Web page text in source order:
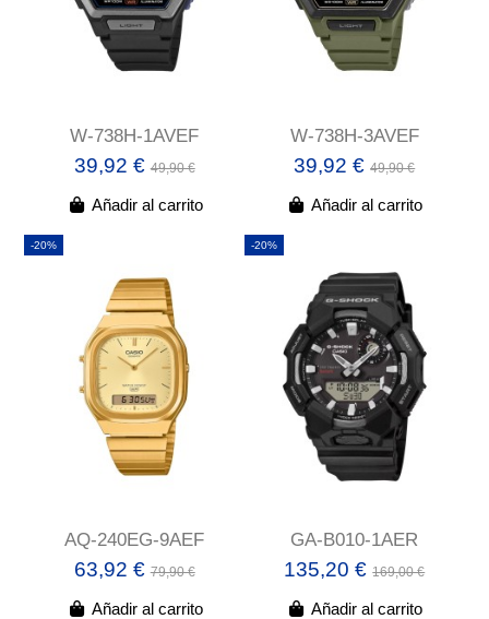
W-738H-1AVEF
39,92 €49,90 €
Añadir al carrito
W-738H-3AVEF
39,92 €49,90 €
Añadir al carrito
-20%
AQ-240EG-9AEF
63,92 €79,90 €
Añadir al carrito
-20%
GA-B010-1AER
135,20 €169,00 €
Añadir al carrito